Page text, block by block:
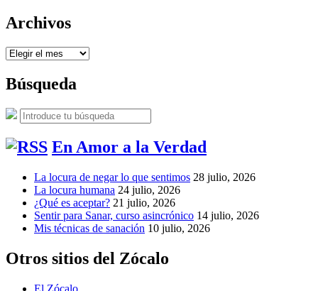
Archivos
Archivos
Búsqueda
Buscar: Buscar
En Amor a la Verdad
La locura de negar lo que sentimos 28 julio, 2026
La locura humana 24 julio, 2026
¿Qué es aceptar? 21 julio, 2026
Sentir para Sanar, curso asincrónico 14 julio, 2026
Mis técnicas de sanación 10 julio, 2026
Otros sitios del Zócalo
El Zócalo